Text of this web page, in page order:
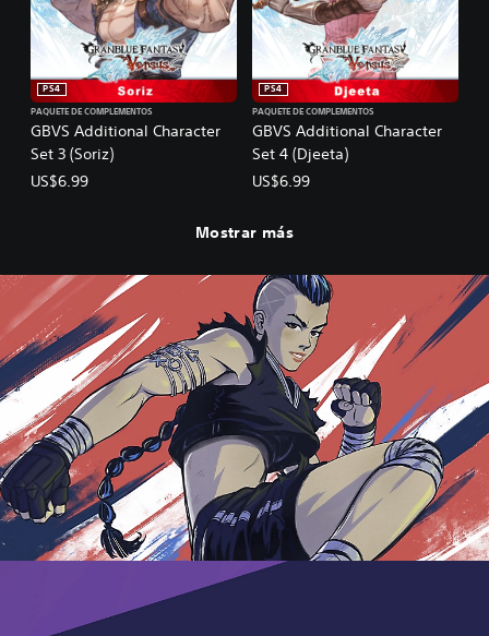
GBVS Additional Character
Set 3 (Soriz)
PS4
PAQUETE DE COMPLEMENTOS
US$6.99
GBVS Additional Character
Set 4 (Djeeta)
PS4
PAQUETE DE COMPLEMENTOS
US$6.99
Mostrar más